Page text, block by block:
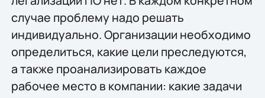
случае проблему надо решать
индивидуально. Организации необходимо
определиться, какие цели преследуются,
а также проанализировать каждое
рабочее место в компании: какие задачи